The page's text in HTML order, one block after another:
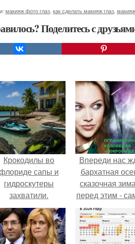
макияж фото глаз как сделать макияж глаз
Поделитесь с
Крокодилы во
сапы и
гидроскутеры
захватили.
Впереди нас
бархатная
сказочная
перед этим -
интересные
знакомство
коллекцией